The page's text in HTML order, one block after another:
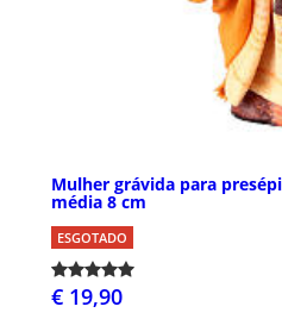
Mulher grávida para
média 8 cm
ESGOTADO
€ 19,90